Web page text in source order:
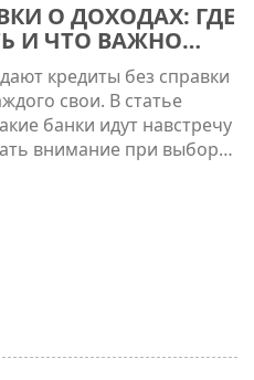
О ДОХОДАХ: ГДЕ
И ЧТО ВАЖНО
кредиты без справки
свои. В статье
банки идут навстречу
внимание при выборе.
кредит, какие
и как защитить
Делюсь советами
— эта статья поможет